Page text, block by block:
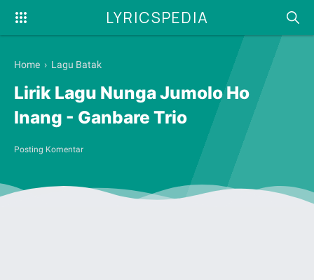
LYRICSPEDIA
Home › Lagu Batak
Lirik Lagu Nunga Jumolo Ho
Inang - Ganbare Trio
Posting Komentar